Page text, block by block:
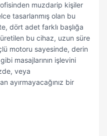
muzdarip kişiler
tasarlanmış olan bu
dört adet farklı başlığa
bu cihaz, uzun süre
motoru sayesinde, derin
masajlarının işlevini
veya
ayırmayacağınız bir